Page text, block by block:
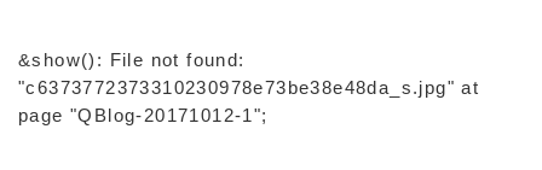
&show(): File not found:
"c6373772373310230978e73be38e48da_s.jpg" at
page "QBlog-20171012-1";